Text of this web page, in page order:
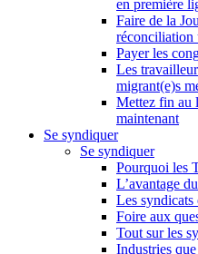
en première
Faire de la
réconciliation
Payer les
Les
migrant(e)s
Mettez fin au
maintenant
Se syndiquer
Se syndiquer
Pourquoi les
L’avantage
Les syndicats
Foire aux
Tout sur les
Industries